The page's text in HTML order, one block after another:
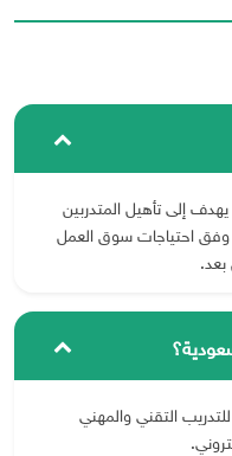
إلى تأهيل المتدربين
وفق احتياجات سوق العمل
التقني والمهني